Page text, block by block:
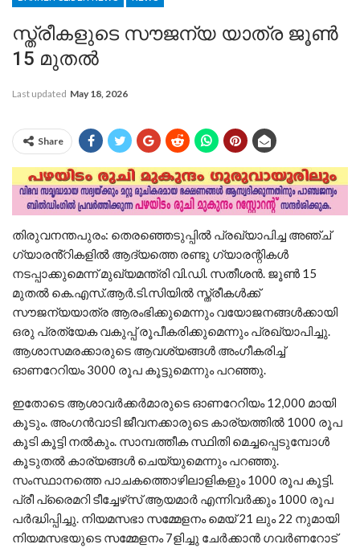
സ്ത്രീകളുടെ സൗജന്യ യാത്ര ജൂൺ
15 മുതൽ
Last updated May 18, 2026
Share
തിരുവനന്തപുരം: തെരഞ്ഞെടുപ്പിൽ പ്രഖ്യാപിച്ച അഞ്ച്
ഗ്യാരൻ്റികളിൽ ആദ്യത്തെ രണ്ടു ഗ്യാരന്റികൾ
നടപ്പാക്കുമെന്ന് മുഖ്യമന്ത്രി വി.ഡി. സതീശൻ. ജൂൺ 15
മുതൽ കെ.എസ്.ആർ.ടി.സിയിൽ സ്ത്രീകൾക്ക്
സൗജന്യയാത്ര ആരംഭിക്കുമെന്നും വയോജനങ്ങൾക്കായി
ഒരു പ്രത്യേക വകുപ്പ് രൂപീകരിക്കുമെന്നും പ്രഖ്യാപിച്ചു.
ആശാസമരക്കാരുടെ ആവശ്യങ്ങൾ അംഗീകരിച്ച്
ഓണറേറിയം 3000 രൂപ കൂട്ടുമെന്നും പറഞ്ഞു.
ഇതോടെ ആശാവർക്കർമാരുടെ ഓണറേറിയം 12,000 മായി
കൂടും. അംഗൻവാടി ജീവനക്കാരുടെ കാര്യത്തിൽ 1000 രൂപ
കൂടി കൂട്ടി നൽകും. സാമ്പത്തീക സ്ഥിതി മെച്ചപ്പെടുമ്പോൾ
കൂടുതൽ കാര്യങ്ങൾ ചെയ്യുമെന്നും പറഞ്ഞു.
സംസ്ഥാനത്തെ പാചകത്തൊഴിലാളികളും 1000 രൂപ കൂട്ടി.
പ്രീ പ്രൈമറി ടീച്ചേഴ്‌സ് ആയമാർ എന്നിവർക്കും 1000 രൂപ
പർദ്ധിപ്പിച്ചു. നിയമസഭാ സമ്മേളനം മെയ് 21 ലും 22 നുമായി
നിയമസഭയുടെ സമ്മേളനം 7ളിച്ചു ചേർക്കാൻ ഗവർണറോട്